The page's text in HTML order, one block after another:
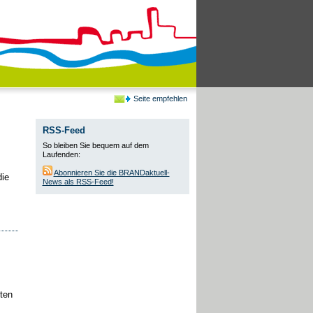
Seite empfehlen
RSS-Feed
So bleiben Sie bequem auf dem
Laufenden:
Abonnieren Sie die BRANDaktuell-
News als RSS-Feed!